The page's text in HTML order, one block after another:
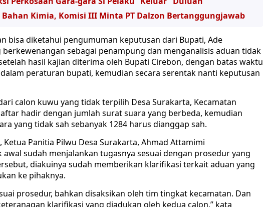
Kimia, Komisi III Minta PT Dalzon Bertanggungjawab
bisa diketahui pengumuman keputusan dari Bupati, Ade
sebagai penampung dan menganalisis aduan tidak
hasil kajian diterima oleh Bupati Cirebon, dengan batas waktu
peraturan bupati, kemudian secara serentak nanti keputusan
calon kuwu yang tidak terpilih Desa Surakarta, Kecamatan
hadir dengan jumlah surat suara yang berbeda, kemudian
yang tidak sah sebanyak 1284 harus dianggap sah.
Panitia Pilwu Desa Surakarta, Ahmad Attamimi
awal sudah menjalankan tugasnya sesuai dengan prosedur yang
diakuinya sudah memberikan klarifikasi terkait aduan yang
ke pihaknya.
prosedur, bahkan disaksikan oleh tim tingkat kecamatan. Dan
klarifikasi yang diadukan oleh kedua calon,” kata